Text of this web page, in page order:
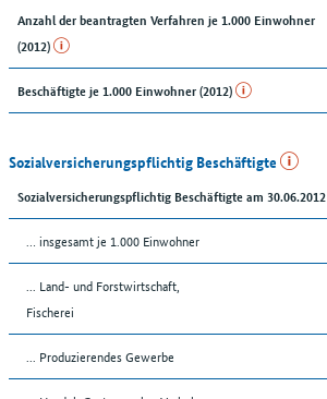
Anzahl der beantragten Verfahren je 1.000 Einwohner
(2012)
Beschäftigte je 1.000 Einwohner (2012)
Sozialversicherungspflichtig Beschäftigte
Sozialversicherungspflichtig Beschäftigte am 30.06.2012
… insgesamt je 1.000 Einwohner
... Land- und Forstwirtschaft,
Fischerei
... Produzierendes Gewerbe